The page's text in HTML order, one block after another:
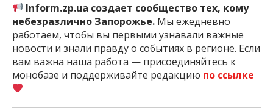
Inform.zp.ua создает сообщество тех, кому
небезразлично Запорожье. Мы ежедневно
работаем, чтобы вы первыми узнавали важные
новости и знали правду о событиях в регионе. Если
вам важна наша работа — присоединяйтесь к
монобазе и поддерживайте редакцию по ссылке